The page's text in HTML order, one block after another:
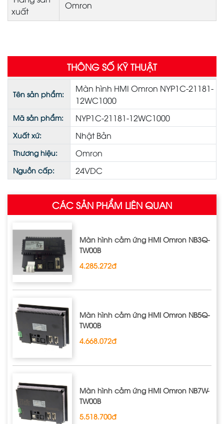
xuất
Omron
THÔNG SỐ KỸ THUẬT
Tên sản phẩm:
Màn hình HMI Omron NYP1C-21181-
12WC1000
Mã sản phẩm: NYP1C-21181-12WC1000
Xuất xứ: Nhật Bản
Thương hiệu: Omron
Nguồn cấp: 24VDC
CÁC SẢN PHẨM LIÊN QUAN
Màn hình cảm ứng HMI Omron NB3Q‐
TW00B
4.285.272đ
Màn hình cảm ứng HMI Omron NB5Q‐
TW00B
4.668.072đ
Màn hình cảm ứng HMI Omron NB7W‐
TW00B
5.518.700đ